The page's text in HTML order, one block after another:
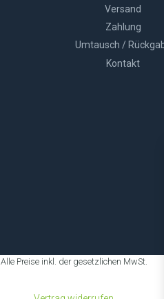
Versand
Zahlung
Umtausch /
Kontakt
Alle Preise inkl. der gesetzlichen MwSt.